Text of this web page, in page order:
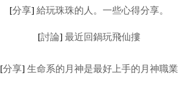
[分享] 給玩珠珠的人。一些心得分享。
[討論] 最近回鍋玩飛仙摟
[分享] 生命系的月神是最好上手的月神職業